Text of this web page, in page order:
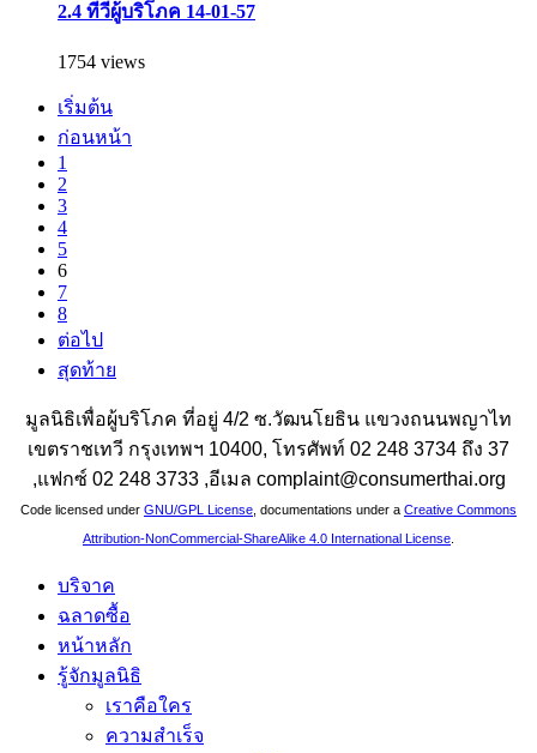
2.4 ทีวีผู้บริโภค 14-01-57
1754 views
เริ่มต้น
ก่อนหน้า
1
2
3
4
5
6
7
8
ต่อไป
สุดท้าย
มูลนิธิเพื่อผู้บริโภค ที่อยู่ 4/2 ซ.วัฒนโยธิน แขวงถนนพญาไท
เขตราชเทวี กรุงเทพฯ 10400, โทรศัพท์ 02 248 3734 ถึง 37
,แฟกซ์ 02 248 3733 ,อีเมล complaint@consumerthai.org
Code licensed under GNU/GPL License , documentations under a Creative Commons
Attribution-NonCommercial-ShareAlike 4.0 International License
บริจาค
ฉลาดซื้อ
หน้าหลัก
รู้จักมูลนิธิ
เราคือใคร
ความสำเร็จ